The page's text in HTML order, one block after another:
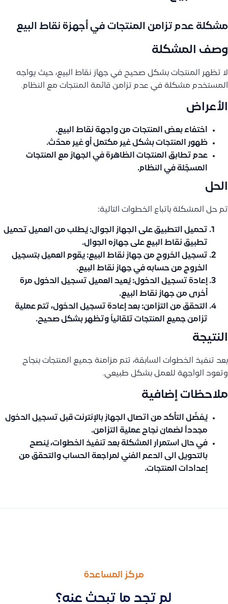
مشكلة عدم تزامن المنتجات في أجهزة نقاط البيع
وصف المشكلة
لا تظهر المنتجات بشكل صحيح في جهاز نقاط البيع، حيث يواجه
المستخدم مشكلة في عدم تزامن قائمة المنتجات مع النظام.
الأعراض
اختفاء بعض المنتجات من واجهة نقاط البيع.
ظهور المنتجات بشكل غير مكتمل أو غير محدّث.
عدم تطابق المنتجات الظاهرة في الجهاز مع المنتجات
المسجّلة في النظام.
الحل
تم حل المشكلة باتباع الخطوات التالية:
تحميل التطبيق على الجهاز الجوال: يُطلب من العميل تحميل
تطبيق نقاط البيع على جهازه الجوال.
تسجيل الخروج من جهاز نقاط البيع: يقوم العميل بتسجيل
الخروج من حسابه في جهاز نقاط البيع.
إعادة تسجيل الدخول: يُعيد العميل تسجيل الدخول مرة
أخرى من جهاز نقاط البيع.
التحقق من التزامن: بعد إعادة تسجيل الدخول، تتم عملية
تزامن جميع المنتجات تلقائياً وتظهر بشكل صحيح.
النتيجة
بعد تنفيذ الخطوات السابقة، تتم مزامنة جميع المنتجات بنجاح
وتعود الواجهة للعمل بشكل طبيعي.
ملاحظات إضافية
يُفضّل التأكد من اتصال الجهاز بالإنترنت قبل تسجيل الدخول
مجدداً لضمان نجاح عملية التزامن.
في حال استمرار المشكلة بعد تنفيذ الخطوات، يُنصح
بالتحويل الى الدعم الفني لمراجعة الحساب والتحقق من
إعدادات المنتجات.
مركز المساعدة
لم تجد ما تبحث عنه؟